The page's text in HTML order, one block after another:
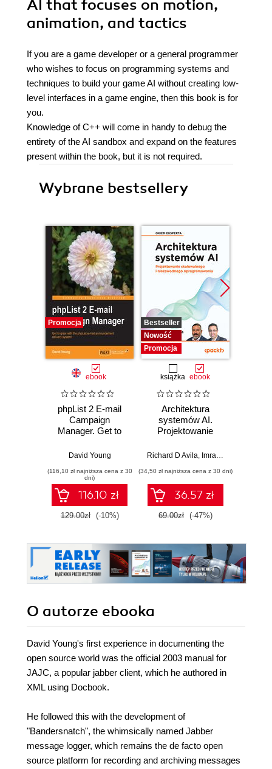
AI that focuses on motion,
animation, and tactics
If you are a game developer or a general programmer
who wishes to focus on programming systems and
techniques to build your game AI without creating low-
level interfaces in a game engine, then this book is for
you.
Knowledge of C++ will come in handy to debug the
entirety of the AI sandbox and expand on the features
present within the book, but it is not required.
Wybrane bestsellery
Promocja
ebook
phpList 2 E-mail
Campaign
Manager. Get to
phpList e-mail
delivery system!
David Young
(116,10 zł najniższa cena z 30
dni)
116.10 zł
129.00zł (-10%)
Bestseller
Nowość
Promocja
książka ebook
Architektura
systemów AI.
Projektowanie
niezawodnego
Richard D Avila, Imran Ahmad
(34,50 zł najniższa cena z 30 dni)
36.57 zł
69.00zł (-47%)
O autorze ebooka
David Young's first experience in documenting the
open source world was the official 2003 manual for
JAJC, a popular jabber client, which he authored in
XML using Docbook.
He followed this with the development of
"Bandersnatch", the whimsically named Jabber
message logger, which remains the de facto open
source platform for recording and archiving messages